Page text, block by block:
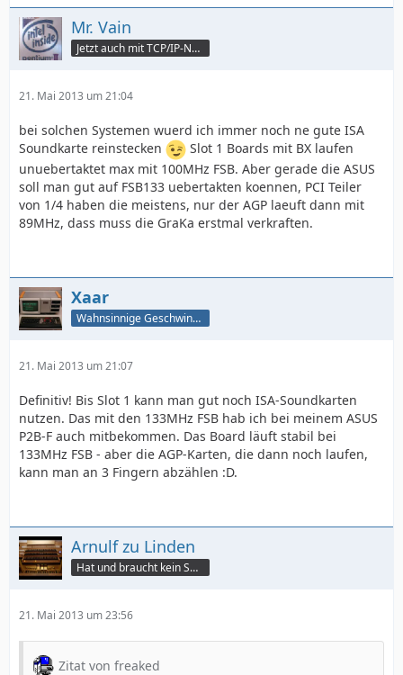
Mr. Vain
Jetzt auch mit TCP/IP-Netzwerk
21. Mai 2013 um 21:04
bei solchen Systemen wuerd ich immer noch ne gute ISA
Soundkarte reinstecken
Slot 1 Boards mit BX laufen
unuebertaktet max mit 100MHz FSB. Aber gerade die ASUS
soll man gut auf FSB133 uebertakten koennen, PCI Teiler
von 1/4 haben die meistens, nur der AGP laeuft dann mit
89MHz, dass muss die GraKa erstmal verkraften.
Xaar
Wahnsinnige Geschwindigkeit - und los!
21. Mai 2013 um 21:07
Definitiv! Bis Slot 1 kann man gut noch ISA-Soundkarten
nutzen. Das mit den 133MHz FSB hab ich bei meinem ASUS
P2B-F auch mitbekommen. Das Board läuft stabil bei
133MHz FSB - aber die AGP-Karten, die dann noch laufen,
kann man an 3 Fingern abzählen :D.
Arnulf zu Linden
Hat und braucht kein Smartphone!
21. Mai 2013 um 23:56
Zitat von freaked